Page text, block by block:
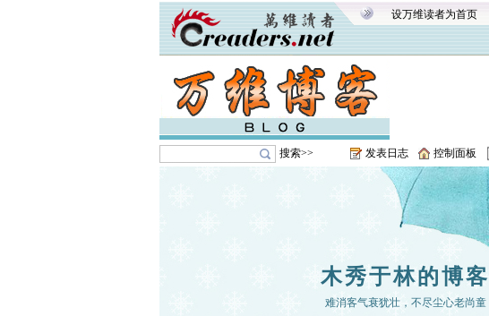
设万维读者为首页
搜索>> 发表日志 控制面板
木秀于林的博客
难消客气衰犹壮，不尽尘心老尚童